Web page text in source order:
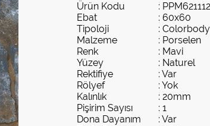
Ürün Kodu
:
Ebat
: 60x60
Tipoloji
: Colorbody
Malzeme
: Porselen
Renk
: Mavi
Yüzey
: Naturel
Rektifiye
: Var
Rölyef
: Yok
Kalınlık
: 20mm
Pişirim Sayısı
: 1
Dona Dayanım
: Var